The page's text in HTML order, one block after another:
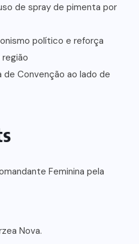
de spray de pimenta por
político e reforça
de Convenção ao lado de
Feminina pela
Nova.